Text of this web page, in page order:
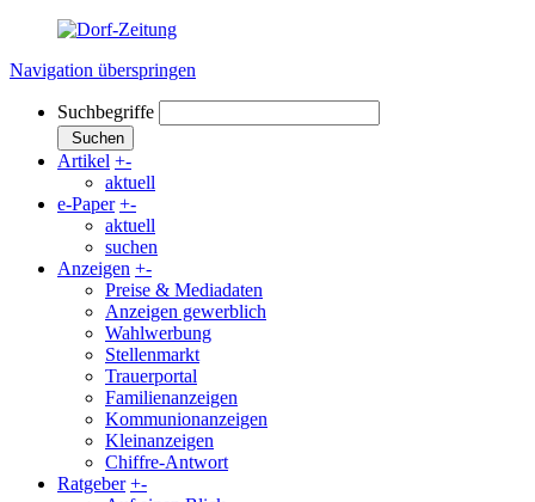
Navigation überspringen
Suchbegriffe
Suchen
Artikel +-
aktuell
e-Paper +-
aktuell
suchen
Anzeigen +-
Preise & Mediadaten
Anzeigen gewerblich
Wahlwerbung
Stellenmarkt
Trauerportal
Familienanzeigen
Kommunionanzeigen
Kleinanzeigen
Chiffre-Antwort
Ratgeber +-